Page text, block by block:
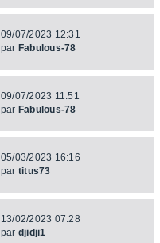
09/07/2023 12:31
par Fabulous-78
09/07/2023 11:51
par Fabulous-78
05/03/2023 16:16
par titus73
13/02/2023 07:28
par djidji1